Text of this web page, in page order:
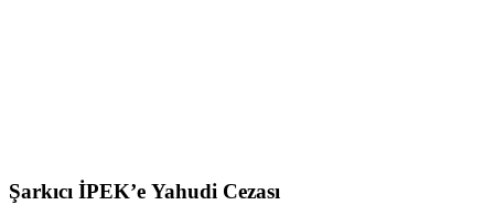
Şarkıcı İPEK’e Yahudi Cezası